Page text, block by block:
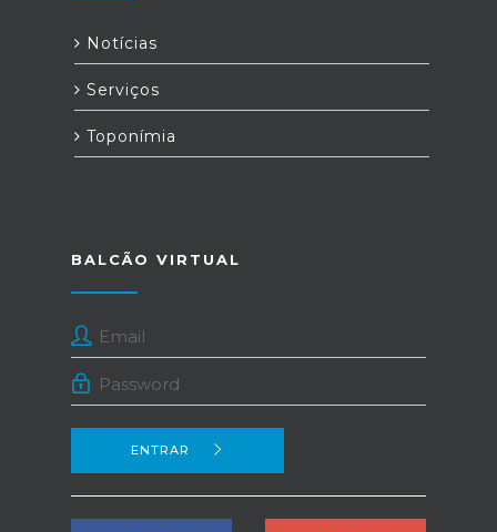
Notícias
Serviços
Toponímia
BALCÃO VIRTUAL
ENTRAR